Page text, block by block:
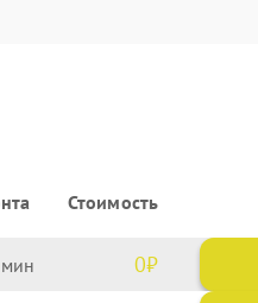
Стоимость
0